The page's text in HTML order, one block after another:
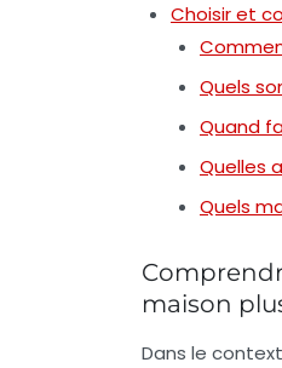
Choisir et
Quels
Quand
Quelles
Quels
maison
Dans le